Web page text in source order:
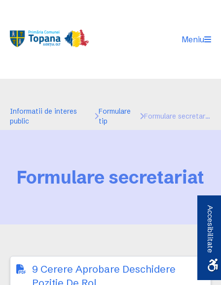
Meniu
Informatii de interes
public
Formulare
tip
Formulare secretariat
Formulare secretariat
9 Cerere Aprobare Deschidere
Accesibilitate